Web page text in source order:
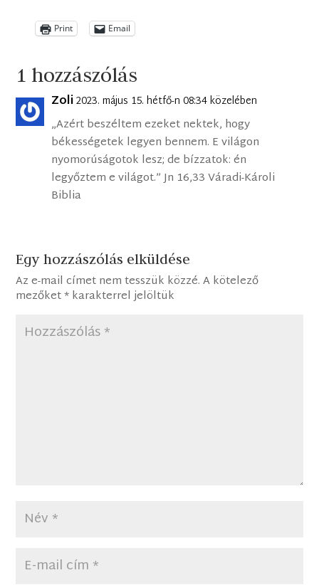
Print Email
1 hozzászólás
Zoli2023. május 15. hétfő-n 08:34 közelében
„Azért beszéltem ezeket nektek, hogy
békességetek legyen bennem. E világon
nyomorúságotok lesz; de bízzatok: én
legyőztem e világot.” Jn 16,33 Váradi-Károli
Biblia
Egy hozzászólás elküldése
Az e-mail címet nem tesszük közzé. A kötelező
mezőket*karakterrel jelöltük